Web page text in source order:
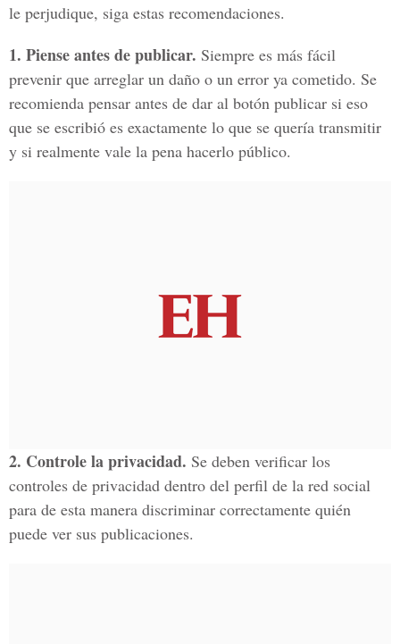
le perjudique, siga estas recomendaciones.
1. Piense antes de publicar. Siempre es más fácil
prevenir que arreglar un daño o un error ya cometido. Se
recomienda pensar antes de dar al botón publicar si eso
que se escribió es exactamente lo que se quería transmitir
y si realmente vale la pena hacerlo público.
2. Controle la privacidad. Se deben verificar los
controles de privacidad dentro del perfil de la red social
para de esta manera discriminar correctamente quién
puede ver sus publicaciones.